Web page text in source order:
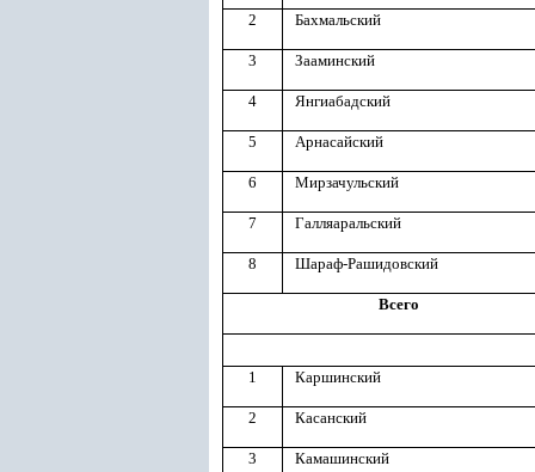
2 Бахмальский
3 Зааминский
4 Янгиабадский
5 Арнасайский
6 Мирзачульский
7 Галляаральский
8 Шараф-Рашидовский
Всего
1 Каршинский
2 Касанский
3 Камашинский